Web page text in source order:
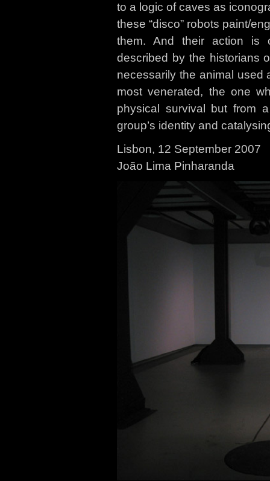
to a logic of caves as
these “disco” robots paint/
them. And their action is
described by the historians
necessarily the animal used
most venerated, the one
physical survival but from
group’s identity and
Lisbon, 12 September 2007
João Lima Pinharanda